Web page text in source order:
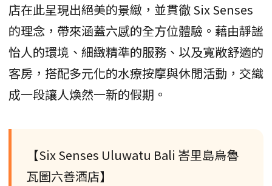
店在此呈現出絕美的景緻，並貫徹 Six Senses
的理念，帶來涵蓋六感的全方位體驗。藉由靜謐
怡人的環境、細緻精準的服務、以及寬敞舒適的
客房，搭配多元化的水療按摩與休閒活動，交織
成一段讓人煥然一新的假期。
【Six Senses Uluwatu Bali 峇里島烏魯
瓦圖六善酒店】